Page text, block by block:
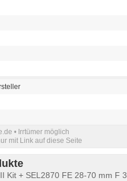
• Irrtümer möglich
mit Link auf diese Seite
Kit + SEL2870 FE 28-70 mm F